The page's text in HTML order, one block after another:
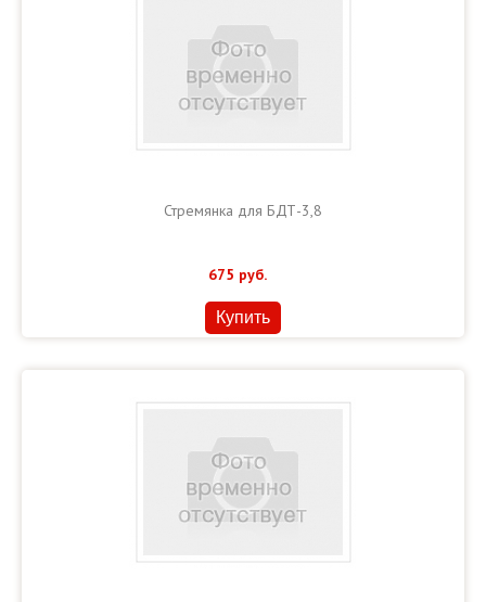
Стремянка для БДТ-3,8
675 руб.
Купить